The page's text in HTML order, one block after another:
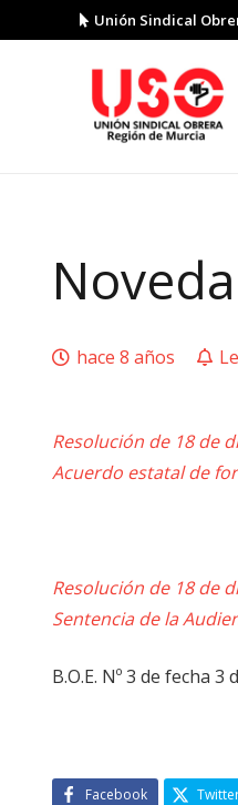
Unión Sindical
hace 8 años
Resolución de 18 de
Acuerdo estatal de
Resolución de 18 de
Sentencia de la
B.O.E. Nº 3 de fecha 3
Facebook